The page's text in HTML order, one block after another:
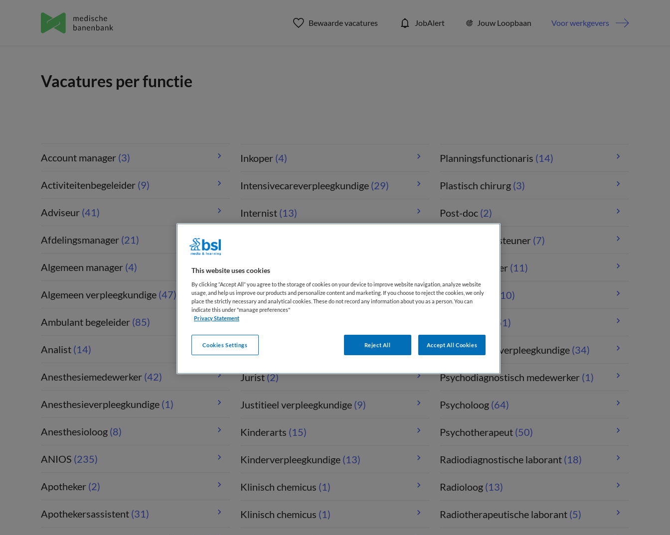
Bewaarde vacatures JobAlert Jouw Loopbaan Voor werkgevers
Vacatures per functie
Account manager (3)
Activiteitenbegeleider (9)
Adviseur (41)
Afdelingsmanager (21)
Algemeen manager (4)
Algemeen verpleegkundige (47)
Ambulant begeleider (85)
Analist (14)
Anesthesiemedewerker (42)
Anesthesieverpleegkundige (1)
Anesthesioloog (8)
ANIOS (235)
Apotheker (2)
Apothekersassistent (31)
Inkoper (4)
Intensivecareverpleegkundige (29)
Internist (13)
Jeugdarts
Jeugdconsulent(9)
Jongerenwerker
Jurist(2)
Justitieel verpleegkundige (9)
Kinderarts (15)
Kinderverpleegkundige (13)
Klinisch chemicus (1)
Klinisch chemicus (1)
Planningsfunctionaris (14)
Plastisch chirurg (3)
Post-doc (2)
Praktijkondersteuner (7)
Praktijkopleider (11)
Projectleider (10)
(251)
Psychiatrisch verpleegkundige (34)
Psychodiagnostisch medewerker (1)
Psycholoog (64)
Psychotherapeut (50)
Radiodiagnostische laborant (18)
Radioloog (13)
Radiotherapeutische laborant (5)
This website uses cookies
By clicking “Accept All” you agree to the storage of cookies on your device to improve website navigation, analyze website
usage, and help us improve our products and personalize content and marketing. If you choose to reject the cookies, we only
place the strictly necessary and analytical cookies. These do not record any information about you as a person. You can
indicate this under "manage preferences"
Privacy Statement
Reject All Accept All Cookies
Cookies Settings